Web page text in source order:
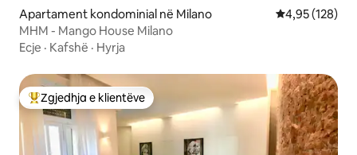
Apartament kondominial në Milano Vlerësimi
4,95 (128)
MHM - Mango House Milano
Ecje · Kafshë · Hyrja
Më të mirat e zgjedhjeve të klientëve
Zgjedhja e klientëve